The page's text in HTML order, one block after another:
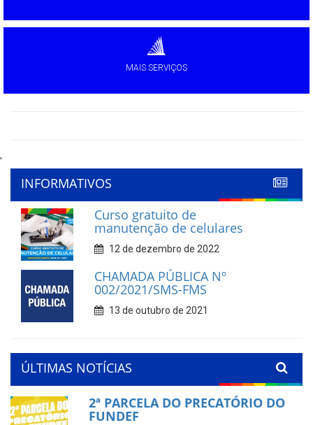
MAIS SERVIÇOS
'
INFORMATIVOS
Curso gratuito de
manutenção de celulares
12 de dezembro de 2022
CHAMADA PÚBLICA Nº
002/2021/SMS-FMS
13 de outubro de 2021
ÚLTIMAS NOTÍCIAS
2ª PARCELA DO PRECATÓRIO DO
FUNDEF